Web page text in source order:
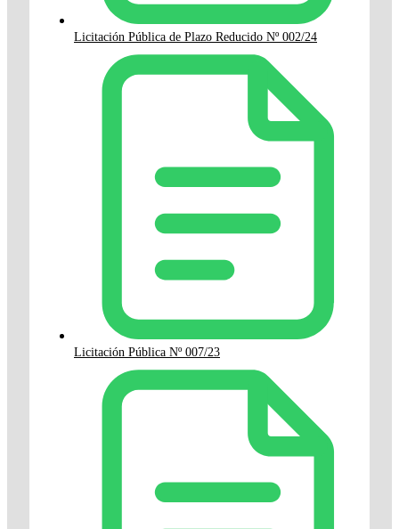
Licitación Pública de Plazo Reducido Nº 002/24
Licitación Pública Nº 007/23